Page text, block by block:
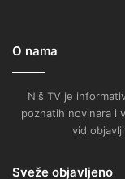
O nama
Niš TV je
poznatih novinara i
vid
Sveže objavljeno